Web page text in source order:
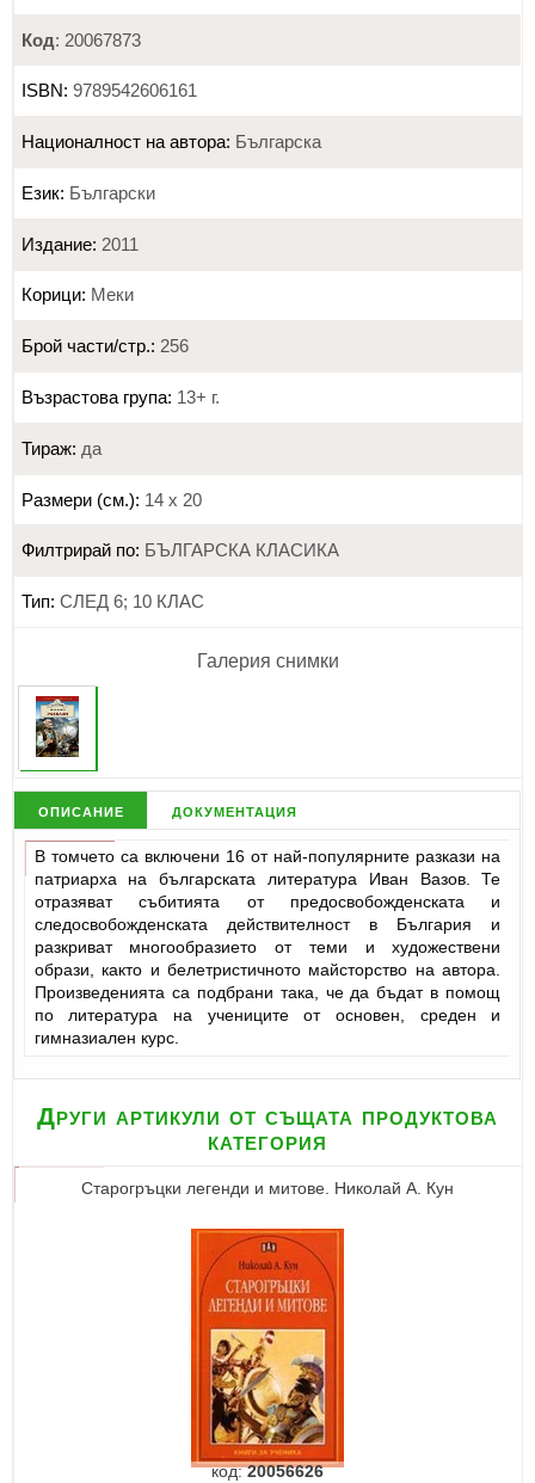
Код: 20067873
ISBN: 9789542606161
Националност на автора: Българска
Език: Български
Издание: 2011
Корици: Меки
Брой части/стр.: 256
Възрастова група: 13+ г.
Тираж: да
Размери (см.): 14 х 20
Филтрирай по: БЪЛГАРСКА КЛАСИКА
Тип: СЛЕД 6; 10 КЛАС
Галерия снимки
описание документация
В томчето са включени 16 от най-популярните разкази на
патриарха на българската литература Иван Вазов. Те
отразяват събитията от предосвобожденската и
следосвобожденската действителност в България и
разкриват многообразието от теми и художествени
образи, както и белетристичното майсторство на автора.
Произведенията са подбрани така, че да бъдат в помощ
по литература на учениците от основен, среден и
гимназиален курс.
Други артикули от същата продуктова
категория
Старогръцки легенди и митове. Николай A. Кун
код:20056626